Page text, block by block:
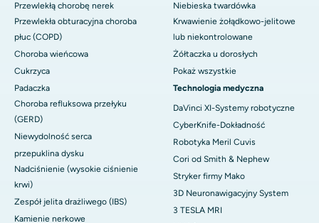
Przewlekłą chorobę nerek
Przewlekła obturacyjna choroba
płuc (COPD)
Choroba wieńcowa
Cukrzyca
Padaczka
Choroba refluksowa przełyku
(GERD)
Niewydolność serca
przepuklina dysku
Nadciśnienie (wysokie ciśnienie
krwi)
Zespół jelita drażliwego (IBS)
Kamienie nerkowe
Niebieska twardówka
Krwawienie żołądkowo-jelitowe
lub niekontrolowane
Żółtaczka u dorosłych
Pokaż wszystkie
Technologia medyczna
DaVinci XI-Systemy robotyczne
CyberKnife-Dokładność
Robotyka Meril Cuvis
Cori od Smith & Nephew
Stryker firmy Mako
3D Neuronawigacyjny System
3 TESLA MRI